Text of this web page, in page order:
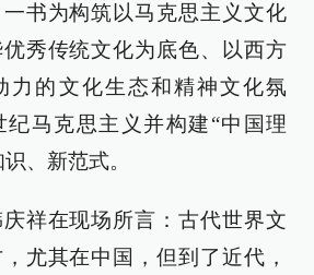
书为构筑以马克思主义文化
秀传统文化为底色、以西方
力的文化生态和精神文化氛
纪马克思主义并构建“中国理
、新范式。
祥在现场所言：古代世界文
尤其在中国，但到了近代，